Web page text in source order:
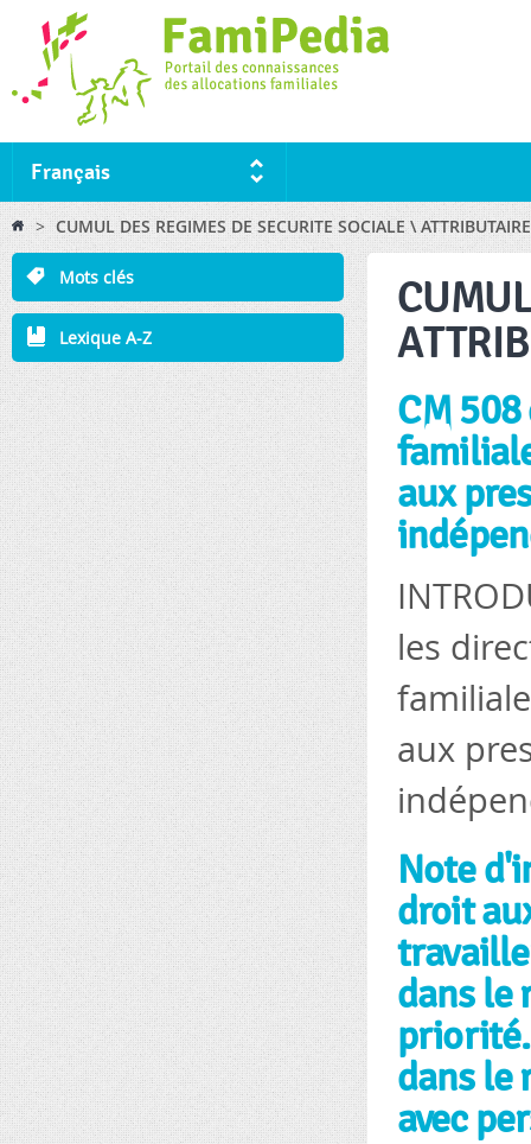
Français
You are here
> CUMUL DES REGIMES DE SECURITE SOCIALE \
Mots clés
Lexique A-Z
CM
aux
les
aux
Note
droit
dans le
dans le
avec